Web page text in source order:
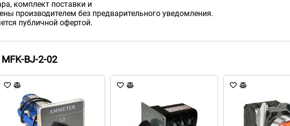
комплект поставки и
производителем без предварительного уведомления.
публичной офертой.
BJ-2-02